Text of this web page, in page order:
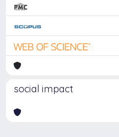
social impact